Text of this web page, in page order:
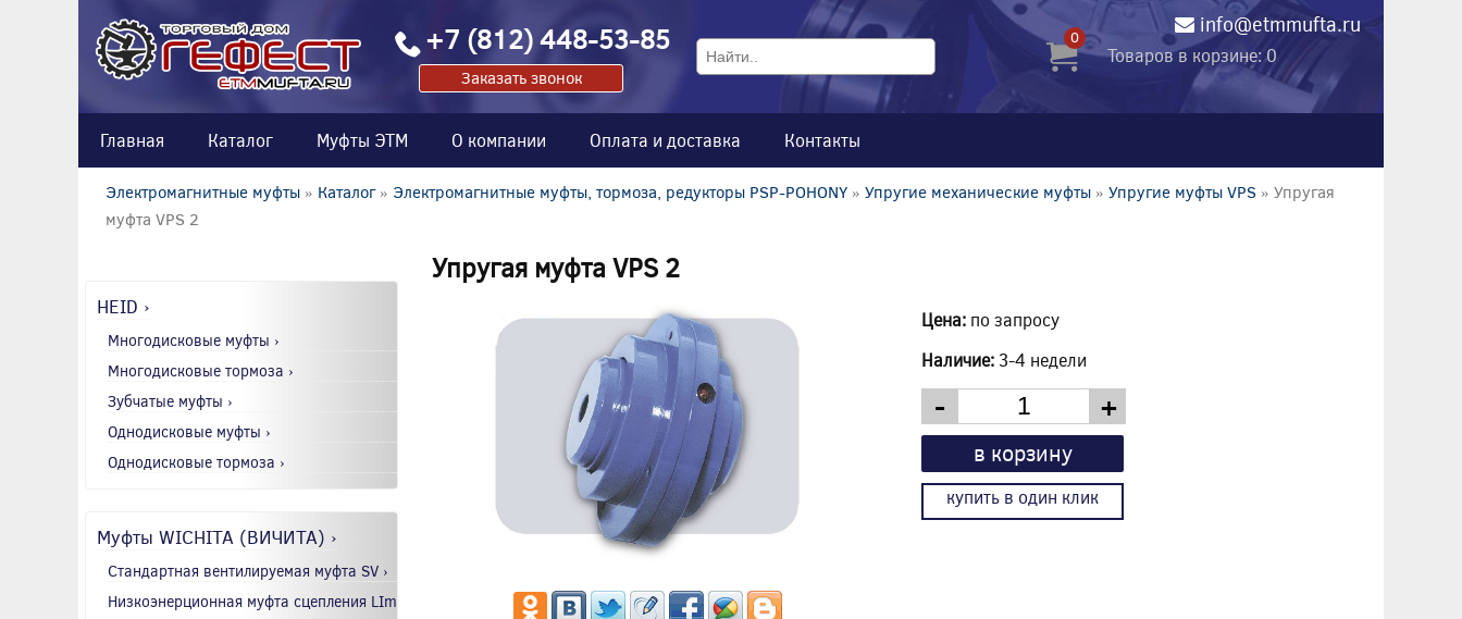
info@etmmufta.ru
+7 (812) 448-53-85
Заказать звонок
0
Товаров в корзине: 0
Главная Каталог Муфты ЭТМ О компании Оплата и доставка Контакты
Электромагнитные муфты » Каталог» Электромагнитные муфты, тормоза, редукторы PSP-POHONY » Упругие механические муфты » Упругие муфты VPS » Упругая
муфта VPS 2
HEID ›
Многодисковые муфты ›
Многодисковые тормоза ›
Зубчатые муфты ›
Однодисковые муфты ›
Однодисковые тормоза ›
Муфты WICHITA (ВИЧИТА) ›
Стандартная вентилируемая муфта SV ›
Низкоэнерционная муфта сцепления LIm
Упругая муфта VPS 2
Цена: по запросу
Наличие: 3-4 недели
- +
в корзину
купить в один клик